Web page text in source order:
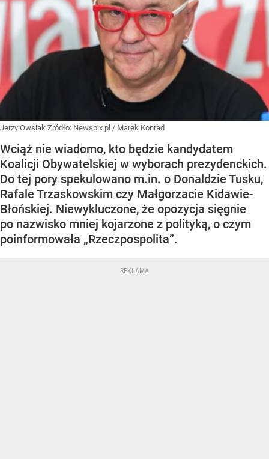
Jerzy Owsiak Źródło: Newspix.pl / Marek Konrad
Wciąż nie wiadomo, kto będzie kandydatem
Koalicji Obywatelskiej w wyborach prezydenckich.
Do tej pory spekulowano m.in. o Donaldzie Tusku,
Rafale Trzaskowskim czy Małgorzacie Kidawie-
Błońskiej. Niewykluczone, że opozycja sięgnie
po nazwisko mniej kojarzone z polityką, o czym
poinformowała „Rzeczpospolita”.